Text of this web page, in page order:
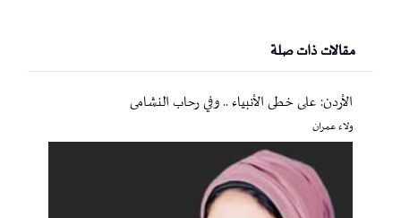
مقالات ذات صلة
الأردن: على خطى الأنبياء .. وفي رحاب النشامى
ولاء عمران